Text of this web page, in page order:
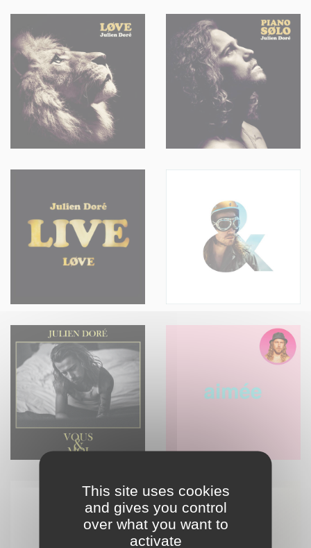
This site uses cookies
and gives you control
over what you want to
activate